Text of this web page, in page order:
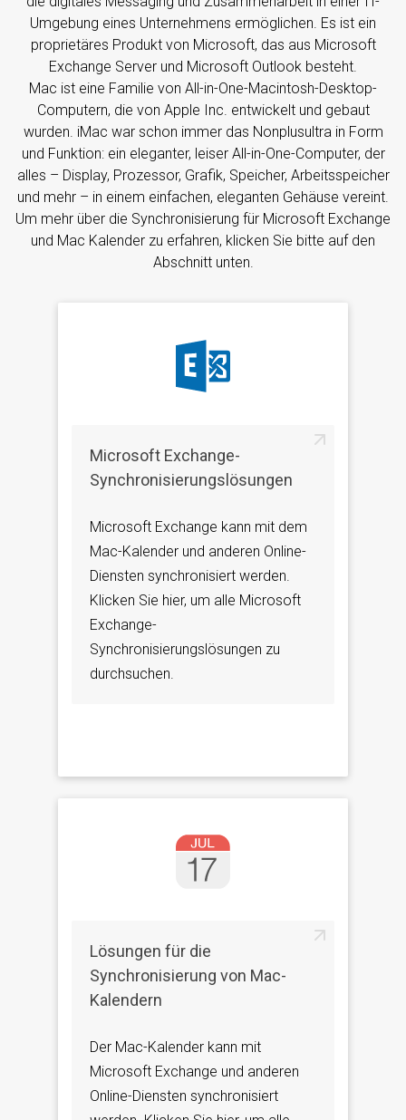
Umgebung eines Unternehmens ermöglichen. Es ist ein
proprietäres Produkt von Microsoft, das aus Microsoft
Exchange Server und Microsoft Outlook besteht.
Mac ist eine Familie von All-in-One-Macintosh-Desktop-
Computern, die von Apple Inc. entwickelt und gebaut
wurden. iMac war schon immer das Nonplusultra in Form
und Funktion: ein eleganter, leiser All-in-One-Computer, der
alles – Display, Prozessor, Grafik, Speicher, Arbeitsspeicher
und mehr – in einem einfachen, eleganten Gehäuse vereint.
Um mehr über die Synchronisierung für Microsoft Exchange
und Mac Kalender zu erfahren, klicken Sie bitte auf den
Abschnitt unten.
Microsoft Exchange-
Synchronisierungslösungen
Microsoft Exchange kann mit dem
Mac-Kalender und anderen Online-
Diensten synchronisiert werden.
Klicken Sie hier, um alle Microsoft
Exchange-
Synchronisierungslösungen zu
durchsuchen.
Lösungen für die
Synchronisierung von Mac-
Kalendern
Der Mac-Kalender kann mit
Microsoft Exchange und anderen
Online-Diensten synchronisiert